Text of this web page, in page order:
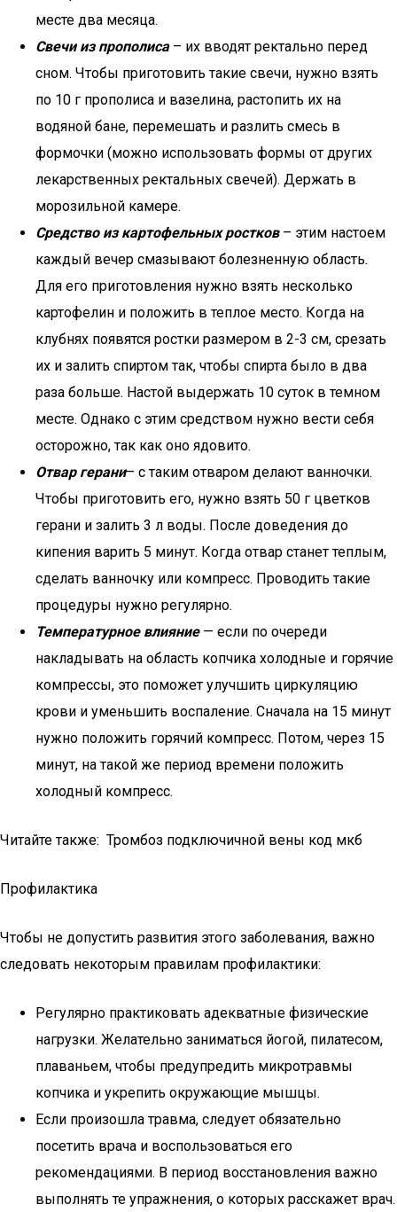
месте два месяца.
Свечи из прополиса– их вводят ректально перед
сном. Чтобы приготовить такие свечи, нужно взять
по 10 г прополиса и вазелина, растопить их на
водяной бане, перемешать и разлить смесь в
формочки (можно использовать формы от других
лекарственных ректальных свечей). Держать в
морозильной камере.
Средство из картофельных ростков– этим настоем
каждый вечер смазывают болезненную область.
Для его приготовления нужно взять несколько
картофелин и положить в теплое место. Когда на
клубнях появятся ростки размером в 2-3 см, срезать
их и залить спиртом так, чтобы спирта было в два
раза больше. Настой выдержать 10 суток в темном
месте. Однако с этим средством нужно вести себя
осторожно, так как оно ядовито.
Отвар герани– с таким отваром делают ванночки.
Чтобы приготовить его, нужно взять 50 г цветков
герани и залить 3 л воды. После доведения до
кипения варить 5 минут. Когда отвар станет теплым,
сделать ванночку или компресс. Проводить такие
процедуры нужно регулярно.
Температурное влияние— если по очереди
накладывать на область копчика холодные и горячие
компрессы, это поможет улучшить циркуляцию
крови и уменьшить воспаление. Сначала на 15 минут
нужно положить горячий компресс. Потом, через 15
минут, на такой же период времени положить
холодный компресс.
Читайте также: Тромбоз подключичной вены код мкб
Профилактика
Чтобы не допустить развития этого заболевания, важно
следовать некоторым правилам профилактики:
Регулярно практиковать адекватные физические
нагрузки. Желательно заниматься йогой, пилатесом,
плаваньем, чтобы предупредить микротравмы
копчика и укрепить окружающие мышцы.
Если произошла травма, следует обязательно
посетить врача и воспользоваться его
рекомендациями. В период восстановления важно
выполнять те упражнения, о которых расскажет врач.